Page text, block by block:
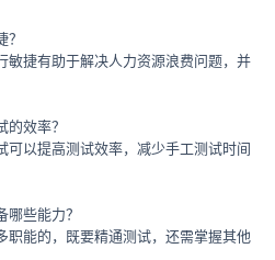
敏捷有助于解决人力资源浪费问题，并
效率？
可以提高测试效率，减少手工测试时间
些能力？
职能的，既要精通测试，还需掌握其他